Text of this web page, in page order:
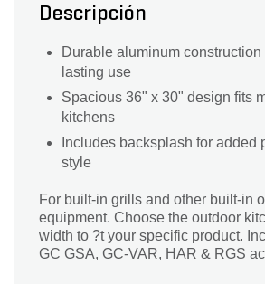
Descripción
Durable aluminum
lasting use
Spacious 36" x 30" design fits
kitchens
Includes backsplash for added
style
For built-in grills and other built-in
equipment. Choose the outdoor
width to ?t your specific product.
GC GSA, GC-VAR, HAR & RGS